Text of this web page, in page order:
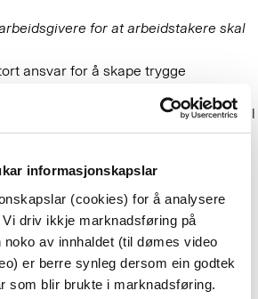
informasjonskapslar
(cookies) for å analysere
driv ikkje marknadsføring på
av innhaldet (til dømes video
er berre synleg dersom ein godtek
som blir brukte i marknadsføring.
for at arbeidstakere skal
ansvar for å skape trygge
først og fremst lønner det seg for
med språkopplæring. Av hensyn til
det viktig at de ansatte kan norsk.
viktig for kommunikasjonen når
opp hver enkelt ansatt.
mer enn språk; den skaper et
som gjør at vi bygger kultur,
sier Eika.
i Oslo kommune har selv lært